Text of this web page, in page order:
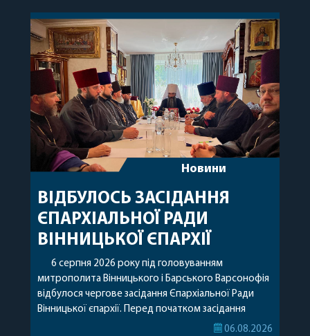
Новини
ВІДБУЛОСЬ ЗАСІДАННЯ
ЄПАРХІАЛЬНОЇ РАДИ
ВІННИЦЬКОЇ ЄПАРХІЇ
6 серпня 2026 року під головуванням
митрополита Вінницького і Барського Варсонофія
відбулося чергове засідання Єпархіальної Ради
Вінницької єпархії. Перед початком засідання
секретар Єпархіальної Ради від імені членів Ради
06.08.2026